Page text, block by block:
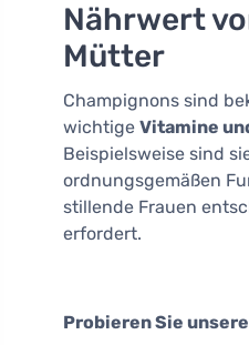
Nährwert
Mütter
Champignons sind
wichtige Vitamine
Beispielsweise sind
ordnungsgemäßen
stillende Frauen
erfordert.
Probieren Sie